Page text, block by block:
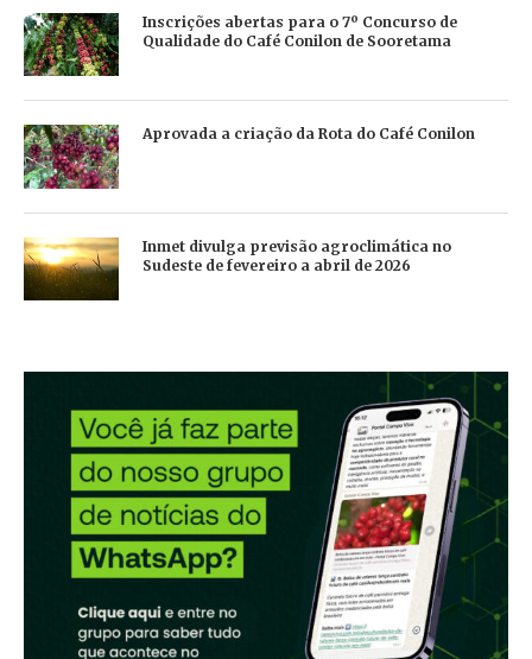
Inscrições abertas para o 7º Concurso de
Qualidade do Café Conilon de Sooretama
Aprovada a criação da Rota do Café Conilon
Inmet divulga previsão agroclimática no
Sudeste de fevereiro a abril de 2026